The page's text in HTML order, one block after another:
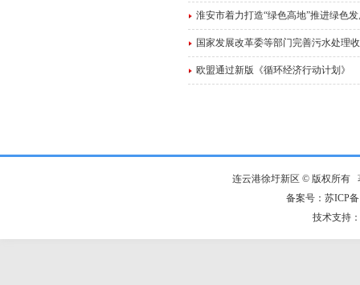
淮安市着力打造“绿色高地”推进绿色
国家发展改革委等部门完善污水处理
欧盟通过新版《循环经济行动计划》
连云港徐圩新区 © 版权所有
备案号：苏ICP
技术支持